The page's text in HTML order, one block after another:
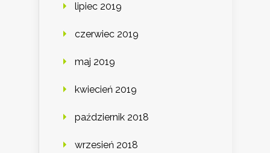
lipiec 2019
czerwiec 2019
maj 2019
kwiecień 2019
październik 2018
wrzesień 2018